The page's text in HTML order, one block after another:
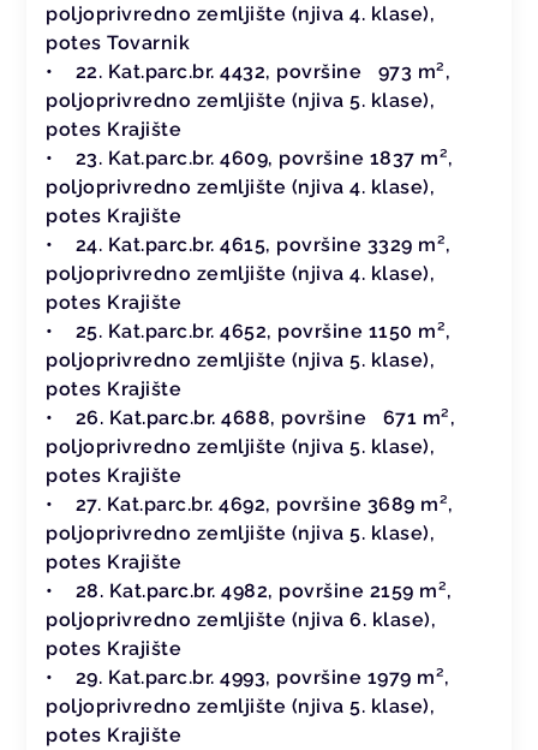
poljoprivredno zemljište (njiva 4. klase),
potes Tovarnik
• 22. Kat.parc.br. 4432, površine 973 m²,
poljoprivredno zemljište (njiva 5. klase),
potes Krajište
• 23. Kat.parc.br. 4609, površine 1837 m²,
poljoprivredno zemljište (njiva 4. klase),
potes Krajište
• 24. Kat.parc.br. 4615, površine 3329 m²,
poljoprivredno zemljište (njiva 4. klase),
potes Krajište
• 25. Kat.parc.br. 4652, površine 1150 m²,
poljoprivredno zemljište (njiva 5. klase),
potes Krajište
• 26. Kat.parc.br. 4688, površine 671 m²,
poljoprivredno zemljište (njiva 5. klase),
potes Krajište
• 27. Kat.parc.br. 4692, površine 3689 m²,
poljoprivredno zemljište (njiva 5. klase),
potes Krajište
• 28. Kat.parc.br. 4982, površine 2159 m²,
poljoprivredno zemljište (njiva 6. klase),
potes Krajište
• 29. Kat.parc.br. 4993, površine 1979 m²,
poljoprivredno zemljište (njiva 5. klase),
potes Krajište